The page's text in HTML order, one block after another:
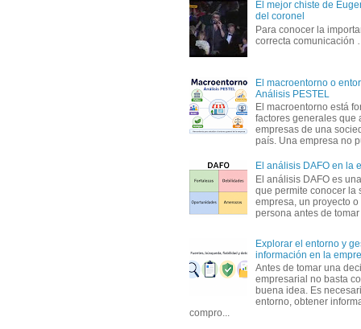
El mejor chiste de
del coronel
Para conocer la
correcta
El macroentorno o
Análisis PESTEL
El macroentorno está
factores generales que
empresas de una
país. Una empresa no
El análisis DAFO en la
El análisis DAFO es
que permite conocer la
empresa, un proyecto
persona antes de
Explorar el entorno y
información en la
Antes de tomar una
empresarial no basta
buena idea. Es
entorno, obtener
compro...